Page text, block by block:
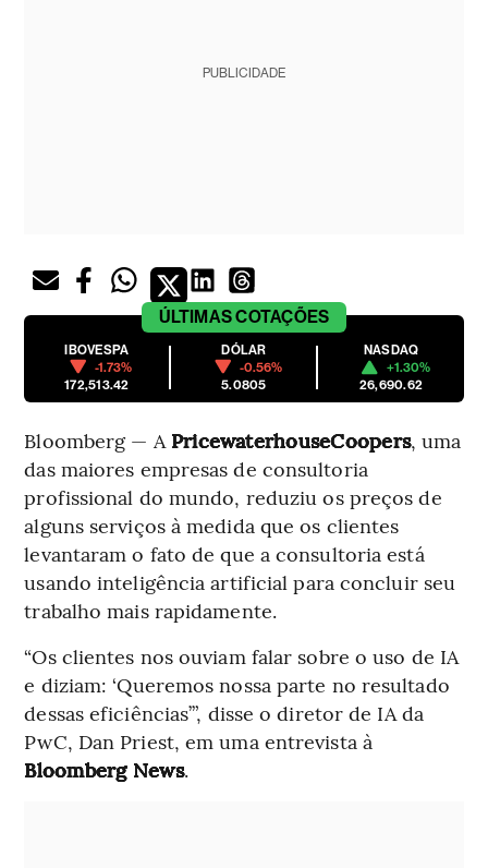
PUBLICIDADE
ÚLTIMASCOTAÇÕES
IBOVESPA
-1.73%
172,513.42
DÓLAR
-0.56%
5.0805
NASDAQ
+1.30%
26,690.62
Bloomberg — A PricewaterhouseCoopers, uma
das maiores empresas de consultoria
profissional do mundo, reduziu os preços de
alguns serviços à medida que os clientes
levantaram o fato de que a consultoria está
usando inteligência artificial para concluir seu
trabalho mais rapidamente.
“Os clientes nos ouviam falar sobre o uso de IA
e diziam: ‘Queremos nossa parte no resultado
dessas eficiências’”, disse o diretor de IA da
PwC, Dan Priest, em uma entrevista à
Bloomberg News.